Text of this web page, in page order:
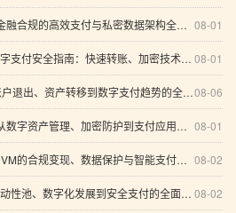
08-01
付与私密数据架构全景解析（含多链资产交易方案）
08-01
全指南：快速转账、加密技术及未来发展趋势
08-06
出、资产转移到数字支付趋势的全面分析
08-01
产管理、加密防护到支付应用的完整指南
08-02
合规变现、数据保护与智能支付新路径
08-02
池、数字化发展到安全支付的全面指南